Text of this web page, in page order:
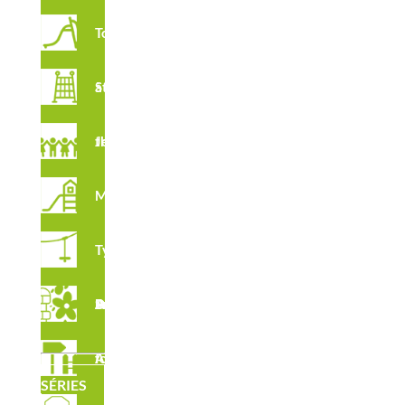
Toboggans
Structures à Grimper
Jeux à thème
Multijeux
Tyroliennes
Sols Pour Aires De Jeux
Autres fournitures
SÉRIES